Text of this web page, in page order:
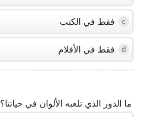
c فقط في الكتب
d فقط في الأفلام
ما الدور الذي تلعبه الألوان في حياتنا؟